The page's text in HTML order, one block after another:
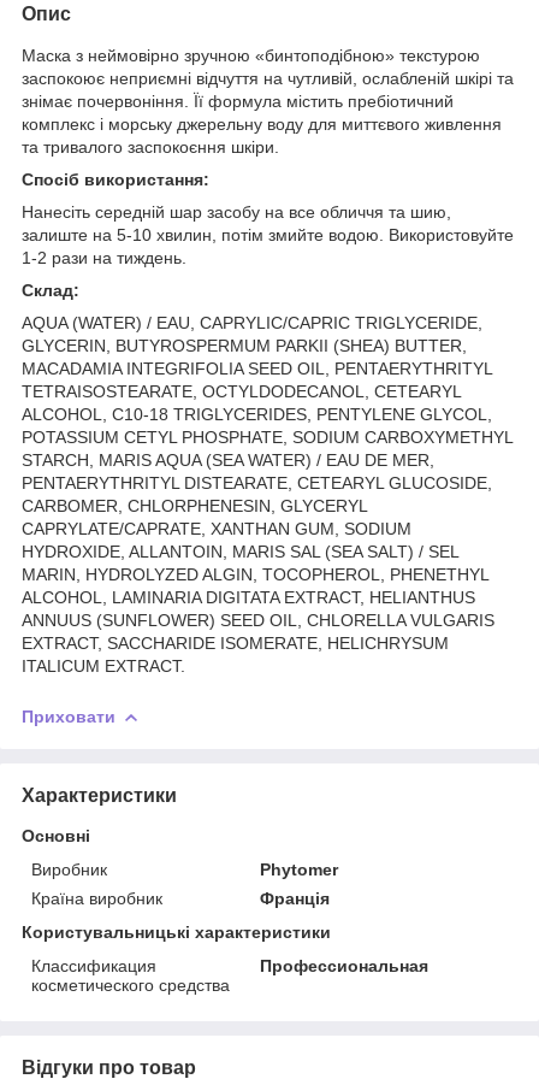
Опис
Маска з неймовірно зручною «бинтоподібною» текстурою
заспокоює неприємні відчуття на чутливій, ослабленій шкірі та
знімає почервоніння. Її формула містить пребіотичний
комплекс і морську джерельну воду для миттєвого живлення
та тривалого заспокоєння шкіри.
Спосіб використання:
Нанесіть середній шар засобу на все обличчя та шию,
залиште на 5-10 хвилин, потім змийте водою. Використовуйте
1-2 рази на тиждень.
Склад:
AQUA (WATER) / EAU, CAPRYLIC/CAPRIC TRIGLYCERIDE,
GLYCERIN, BUTYROSPERMUM PARKII (SHEA) BUTTER,
MACADAMIA INTEGRIFOLIA SEED OIL, PENTAERYTHRITYL
TETRAISOSTEARATE, OCTYLDODECANOL, CETEARYL
ALCOHOL, C10-18 TRIGLYCERIDES, PENTYLENE GLYCOL,
POTASSIUM CETYL PHOSPHATE, SODIUM CARBOXYMETHYL
STARCH, MARIS AQUA (SEA WATER) / EAU DE MER,
PENTAERYTHRITYL DISTEARATE, CETEARYL GLUCOSIDE,
CARBOMER, CHLORPHENESIN, GLYCERYL
CAPRYLATE/CAPRATE, XANTHAN GUM, SODIUM
HYDROXIDE, ALLANTOIN, MARIS SAL (SEA SALT) / SEL
MARIN, HYDROLYZED ALGIN, TOCOPHEROL, PHENETHYL
ALCOHOL, LAMINARIA DIGITATA EXTRACT, HELIANTHUS
ANNUUS (SUNFLOWER) SEED OIL, CHLORELLA VULGARIS
EXTRACT, SACCHARIDE ISOMERATE, HELICHRYSUM
ITALICUM EXTRACT.
Приховати
Характеристики
Основні
Виробник
Phytomer
Країна виробник
Франція
Користувальницькі характеристики
Классификация
косметического средства
Профессиональная
Відгуки про товар